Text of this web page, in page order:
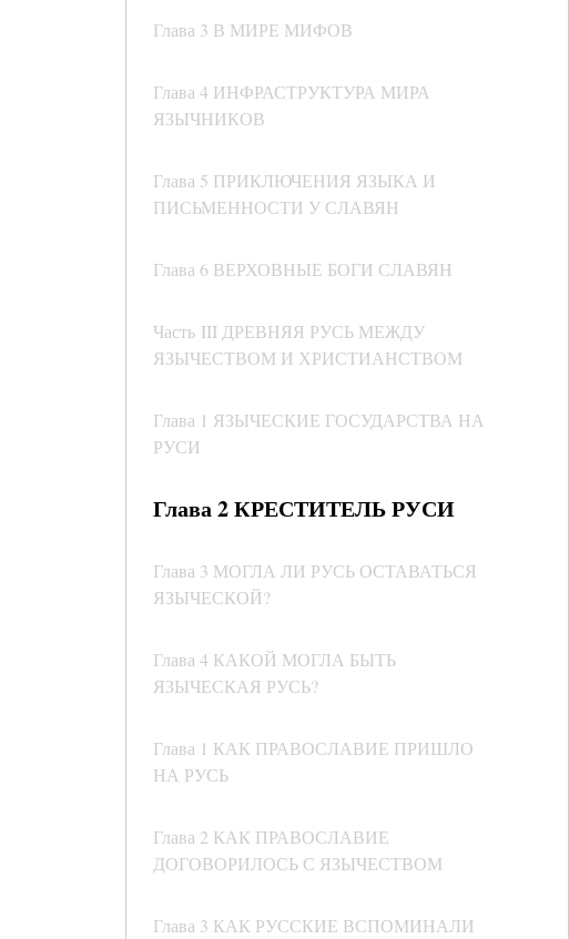
Глава 3 В МИРЕ МИФОВ
Глава 4 ИНФРАСТРУКТУРА МИРА
ЯЗЫЧНИКОВ
Глава 5 ПРИКЛЮЧЕНИЯ ЯЗЫКА И
ПИСЬМЕННОСТИ У СЛАВЯН
Глава 6 ВЕРХОВНЫЕ БОГИ СЛАВЯН
Часть III ДРЕВНЯЯ РУСЬ МЕЖДУ
ЯЗЫЧЕСТВОМ И ХРИСТИАНСТВОМ
Глава 1 ЯЗЫЧЕСКИЕ ГОСУДАРСТВА НА
РУСИ
Глава 2 КРЕСТИТЕЛЬ РУСИ
Глава 3 МОГЛА ЛИ РУСЬ ОСТАВАТЬСЯ
ЯЗЫЧЕСКОЙ?
Глава 4 КАКОЙ МОГЛА БЫТЬ
ЯЗЫЧЕСКАЯ РУСЬ?
Глава 1 КАК ПРАВОСЛАВИЕ ПРИШЛО
НА РУСЬ
Глава 2 КАК ПРАВОСЛАВИЕ
ДОГОВОРИЛОСЬ С ЯЗЫЧЕСТВОМ
Глава 3 КАК РУССКИЕ ВСПОМИНАЛИ